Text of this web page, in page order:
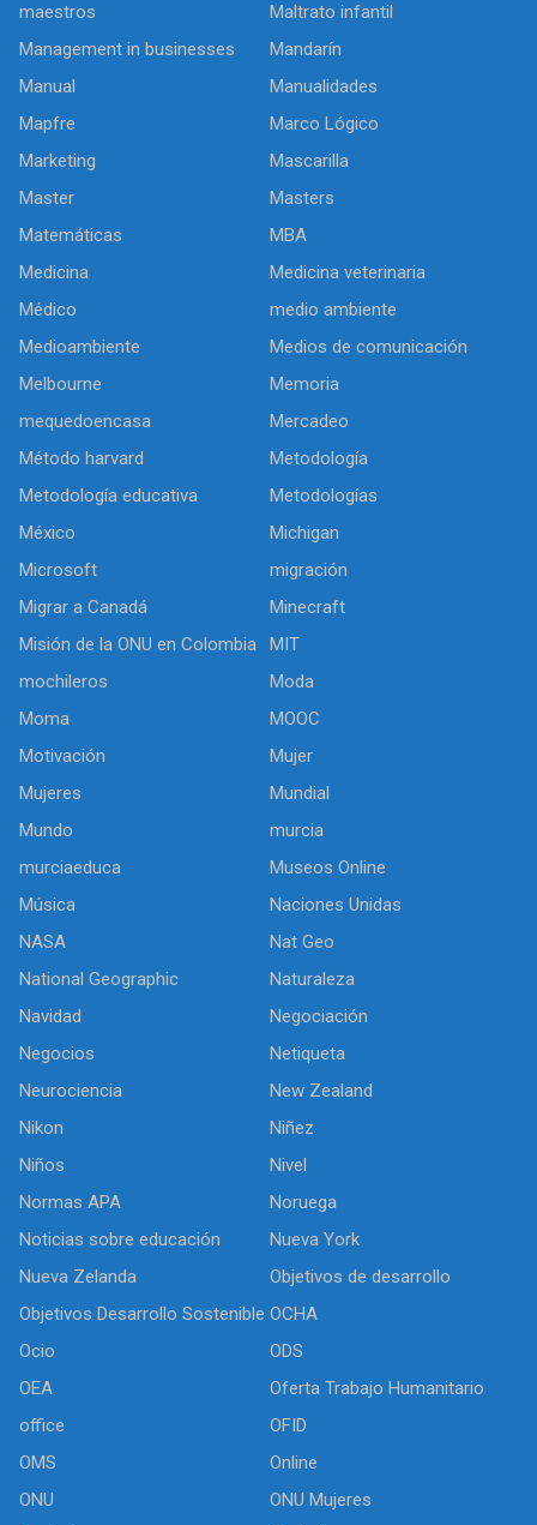
maestros
Maltrato infantil
Management in businesses
Mandarín
Manual
Manualidades
Mapfre
Marco Lógico
Marketing
Mascarilla
Master
Masters
Matemáticas
MBA
Medicina
Medicina veterinaria
Médico
medio ambiente
Medioambiente
Medios de comunicación
Melbourne
Memoria
mequedoencasa
Mercadeo
Método harvard
Metodología
Metodología educativa
Metodologías
México
Michigan
Microsoft
migración
Migrar a Canadá
Minecraft
Misión de la ONU en Colombia
MIT
mochileros
Moda
Moma
MOOC
Motivación
Mujer
Mujeres
Mundial
Mundo
murcia
murciaeduca
Museos Online
Música
Naciones Unidas
NASA
Nat Geo
National Geographic
Naturaleza
Navidad
Negociación
Negocios
Netiqueta
Neurociencia
New Zealand
Nikon
Niñez
Niños
Nivel
Normas APA
Noruega
Noticias sobre educación
Nueva York
Nueva Zelanda
Objetivos de desarrollo
Objetivos Desarrollo Sostenible OCHA
Ocio
ODS
OEA
Oferta Trabajo Humanitario
office
OFID
OMS
Online
ONU
ONU Mujeres